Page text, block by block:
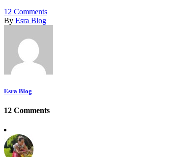
12 Comments
By Esra Blog
Esra Blog
12 Comments